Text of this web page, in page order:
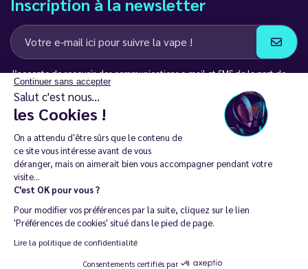
Continuer sans accepter
Salut c'est nous...
les Cookies !
On a attendu d'être sûrs que le contenu de
ce site vous intéresse avant de vous
déranger, mais on aimerait bien vous accompagner pendant votre
visite...
C'est OK pour vous ?
Pour modifier vos préférences par la suite, cliquez sur le lien
'Préférences de cookies' situé dans le pied de page.
Lire la politique de confidentialité
Consentements certifiés par
J’accepte de recevoir des communications e-mail et SMS de la part de
LD Groupe
Restez en contact
La vente de cigarette électronique est interdite chez les moins de
18 ans. 🔞
Copyright © 2014 - 2026 Le Vapoteur Discount - Tous droits